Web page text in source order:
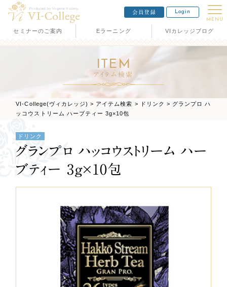
会員登録 Login
MENU
セミナーのご案内 Eラーニング VIカレッジブログ
ITEM
アイテム検索
VI-College(ヴィカレッジ) > アイテム検索 > ドリンク > グランプロ ハ
ッコウストリーム ハーブティー 3g×10包
ドリンク
グランプロ ハッコウストリーム ハー
ブティー 3g×10包